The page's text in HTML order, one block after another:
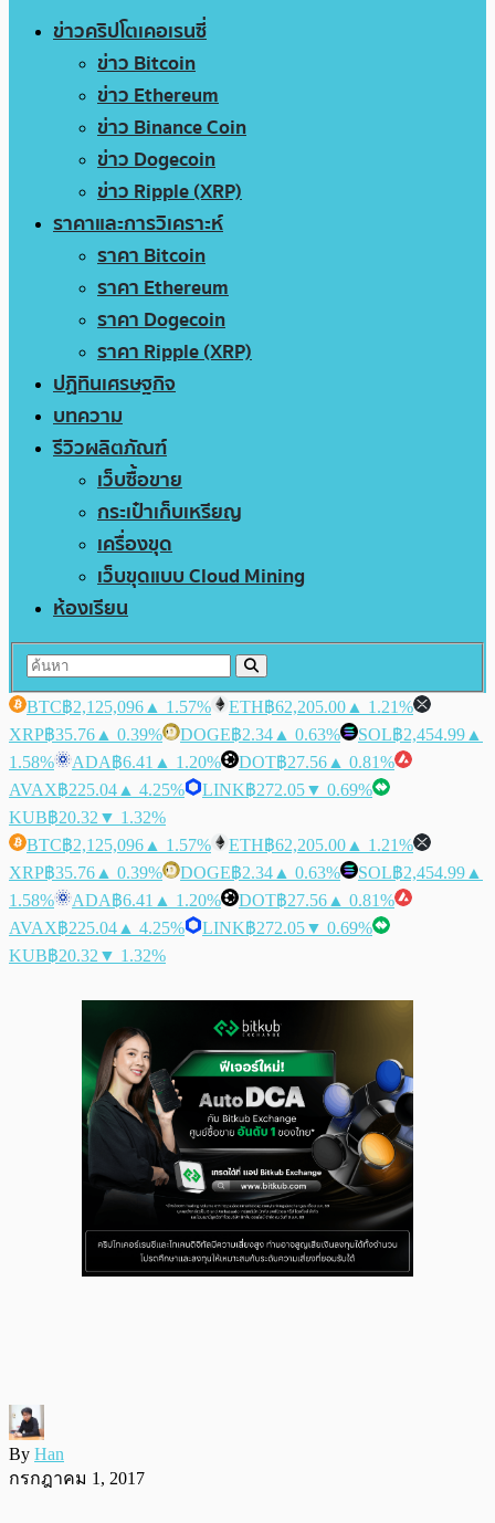
ข่าวคริปโตเคอเรนซี่
ข่าว Bitcoin
ข่าว Ethereum
ข่าว Binance Coin
ข่าว Dogecoin
ข่าว Ripple (XRP)
ราคาและการวิเคราะห์
ราคา Bitcoin
ราคา Ethereum
ราคา Dogecoin
ราคา Ripple (XRP)
ปฏิทินเศรษฐกิจ
บทความ
รีวิวผลิตภัณฑ์
เว็บซื้อขาย
กระเป๋าเก็บเหรียญ
เครื่องขุด
เว็บขุดแบบ Cloud Mining
ห้องเรียน
BTC฿2,125,096 ▲ 1.57% ETH฿62,205.00 ▲ 1.21%
XRP฿35.76 ▲ 0.39% DOGE฿2.34 ▲ 0.63% SOL฿2,454.99 ▲
1.58%
ADA฿6.41 ▲ 1.20% DOT฿27.56 ▲ 0.81%
AVAX฿225.04 ▲ 4.25% LINK฿272.05▼ 0.69%
KUB฿20.32 ▼ 1.32%
BTC฿2,125,096 ▲ 1.57% ETH฿62,205.00 ▲ 1.21%
XRP฿35.76 ▲ 0.39% DOGE฿2.34 ▲ 0.63% SOL฿2,454.99 ▲
1.58%
ADA฿6.41 ▲ 1.20% DOT฿27.56 ▲ 0.81%
AVAX฿225.04 ▲ 4.25% LINK฿272.05▼ 0.69%
KUB฿20.32 ▼ 1.32%
By Han
กรกฎาคม 1, 2017